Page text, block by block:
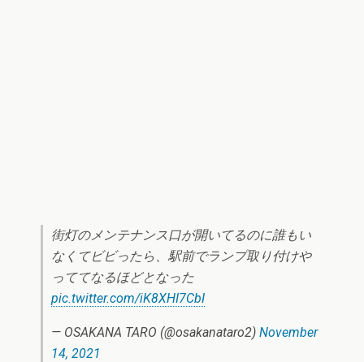
街灯のメンテナンス口が開いてるのに誰もい
なくてビビったら、駅前でランプ取り付けや
っててなるほどとなった
pic.twitter.com/iK8XHI7CbI
— OSAKANA TARO (@osakanataro2) November
14, 2021